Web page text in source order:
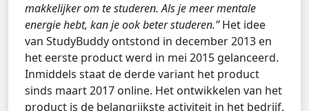
makkelijker om te studeren. Als je meer mentale
energie hebt, kan je ook beter studeren.’’Het idee
van StudyBuddy ontstond in december 2013 en
het eerste product werd in mei 2015 gelanceerd.
Inmiddels staat de derde variant het product
sinds maart 2017 online. Het ontwikkelen van het
product is de belangrijkste activiteit in het bedrijf.